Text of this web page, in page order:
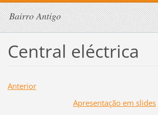
Bairro Antigo
Central eléctrica
Anterior
Apresentação em slides